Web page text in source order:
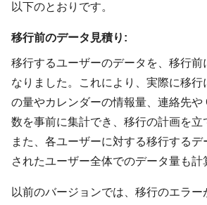
以下のとおりです。
移行前のデータ見積り:
移行するユーザーのデータを、移行前
なりました。これにより、実際に移
の量やカレンダーの情報量、連絡先や
数を事前に集計でき、移行の計画を立
また、各ユーザーに対する移行する
されたユーザー全体でのデータ量も計
以前のバージョンでは、移行のエラー